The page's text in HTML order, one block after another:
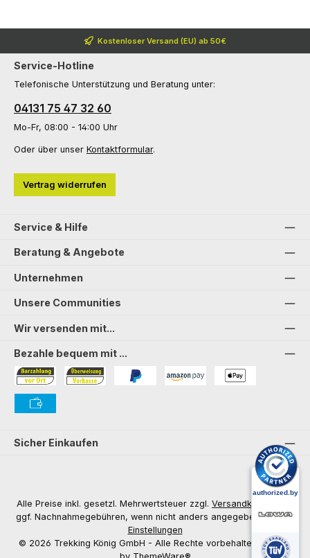
Kostenloser Versand (EU) ab 50€
Service-Hotline
Telefonische Unterstützung und Beratung unter:
04131 75 47 32 60
Mo-Fr, 08:00 - 14:00 Uhr
Oder über unser Kontaktformular.
Vertrag widerrufen
Service & Hilfe
Beratung & Angebote
Unternehmen
Unsere Communities
Wir versenden mit...
Bezahle bequem mit ...
Bezahlung in der Filiale
Sicher Einkaufen
Alle Preise inkl. gesetzl. Mehrwertsteuer zzgl. Versandkosten
ggf. Nachnahmegebühren, wenn nicht anders angegeben.Cookie
Einstellungen
© 2026 Trekking König GmbH - Alle Rechte vorbehalten. Theme